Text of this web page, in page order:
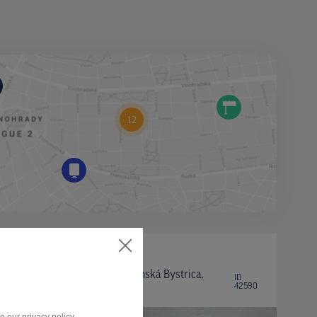
cesta 1.triedy Martin - Banská Bystrica,
ID
42590